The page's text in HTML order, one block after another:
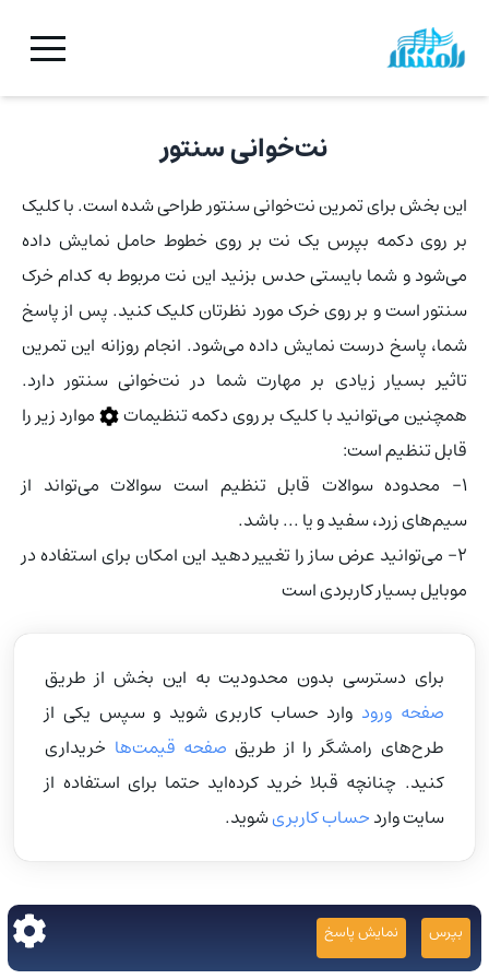
نت‌خوانی سنتور
این بخش برای تمرین نت‌خوانی سنتور طراحی شده است. با کلیک
بر روی دکمه بپرس یک نت بر روی خطوط حامل نمایش داده
می‌شود و شما بایستی حدس بزنید این نت مربوط به کدام خرک
سنتور است و بر روی خرک مورد نظرتان کلیک کنید. پس از پاسخ
شما، پاسخ درست نمایش داده می‌شود. انجام روزانه این تمرین
تاثیر بسیار زیادی بر مهارت شما در نت‌خوانی سنتور دارد.
همچنین می‌توانید با کلیک بر روی دکمه تنظیمات
موارد زیر را
قابل تنظیم است:
۱- محدوده سوالات قابل تنظیم است سوالات می‌تواند از
سیم‌های زرد، سفید و یا ... باشد.
۲- می‌توانید عرض ساز را تغییر دهید این امکان برای استفاده در
موبایل بسیار کاربردی است
برای دسترسی بدون محدودیت به این بخش از طریق
صفحه ورود وارد حساب کاربری شوید و سپس یکی از
طرح‌های رامشگر را از طریق صفحه قیمت‌ها خریداری
کنید. چنانچه قبلا خرید کرده‌اید حتما برای استفاده از
سایت واردحساب کاربریشوید.
بپرس نمایش پاسخ